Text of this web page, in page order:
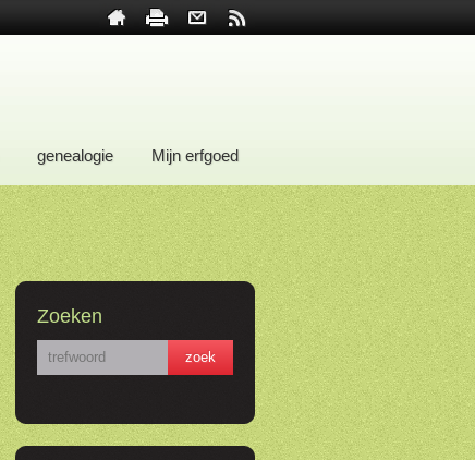
genealogie Mijn erfgoed
Zoeken